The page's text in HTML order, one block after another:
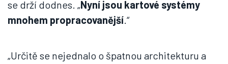
přehřátí spotřebiče, bylybezpečnostní opatření
v předpisech pro hotely a výškové budovy